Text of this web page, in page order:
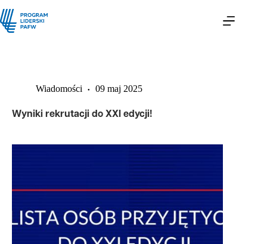
Wiadomości 09 maj 2025
Wyniki rekrutacji do XXI edycji!